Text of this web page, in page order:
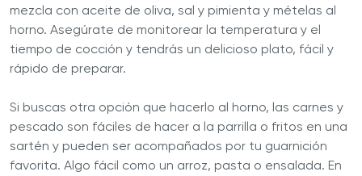
mezcla con aceite de oliva, sal y pimienta y mételas al
horno. Asegúrate de monitorear la temperatura y el
tiempo de cocción y tendrás un delicioso plato, fácil y
rápido de preparar.
Si buscas otra opción que hacerlo al horno, las carnes y
pescado son fáciles de hacer a la parrilla o fritos en una
sartén y pueden ser acompañados por tu guarnición
favorita. Algo fácil como un arroz, pasta o ensalada. En